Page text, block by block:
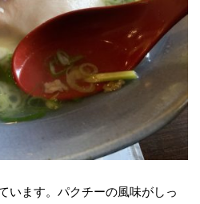
います。パクチーの風味がしっ